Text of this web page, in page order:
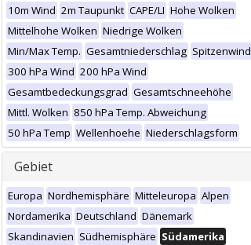
10m Wind 2m Taupunkt CAPE/LI Hohe Wolken
Mittelhohe Wolken Niedrige Wolken
Min/Max Temp. Gesamtniederschlag Spitzenwind
300 hPa Wind 200 hPa Wind
Gesamtbedeckungsgrad Gesamtschneehöhe
Mittl. Wolken 850 hPa Temp. Abweichung
50 hPa Temp Wellenhoehe Niederschlagsform
Gebiet
Europa Nordhemisphäre Mitteleuropa Alpen
Nordamerika Deutschland Dänemark
Skandinavien Südhemisphäre Südamerika